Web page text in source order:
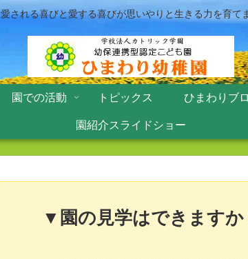
愛される喜びと愛する喜びが思いやりと生きる力を育て
園での活動 トピックス ひまわりブ
園紹介スライドショー
▼園の見学はできますか